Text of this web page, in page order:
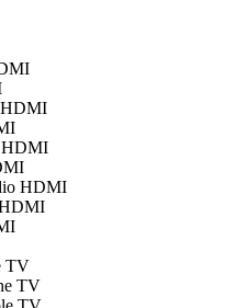
HDMI
HDMI
HDMI
HDMI
TV
TV